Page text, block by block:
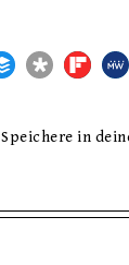
Speichere in